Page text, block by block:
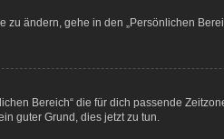
ändern, gehe in den „Persönlichen
Bereich“ die für dich passende
guter Grund, dies jetzt zu tun.